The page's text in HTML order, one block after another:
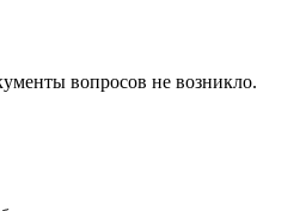
вопросов не возникло.